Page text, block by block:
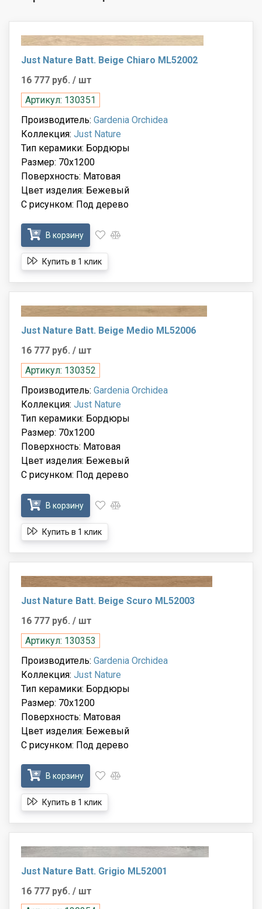
Just Nature Batt. Beige Chiaro ML52002
16 777 руб. / шт
Артикул: 130351
Производитель: Gardenia Orchidea
Коллекция: Just Nature
Тип керамики: Бордюры
Размер: 70x1200
Поверхность: Матовая
Цвет изделия: Бежевый
С рисунком: Под дерево
В корзину
Купить в 1 клик
Just Nature Batt. Beige Medio ML52006
16 777 руб. / шт
Артикул: 130352
Производитель: Gardenia Orchidea
Коллекция: Just Nature
Тип керамики: Бордюры
Размер: 70x1200
Поверхность: Матовая
Цвет изделия: Бежевый
С рисунком: Под дерево
В корзину
Купить в 1 клик
Just Nature Batt. Beige Scuro ML52003
16 777 руб. / шт
Артикул: 130353
Производитель: Gardenia Orchidea
Коллекция: Just Nature
Тип керамики: Бордюры
Размер: 70x1200
Поверхность: Матовая
Цвет изделия: Бежевый
С рисунком: Под дерево
В корзину
Купить в 1 клик
Just Nature Batt. Grigio ML52001
16 777 руб. / шт